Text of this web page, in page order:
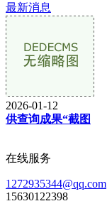
最新消息
2026-01-12
供查询成果“截图
在线服务
1272935344@qq.com
15630122398